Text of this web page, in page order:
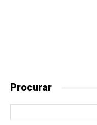
Procurar